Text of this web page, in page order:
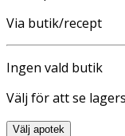
Via butik/recept
Ingen vald butik
Välj för att se
Välj apotek